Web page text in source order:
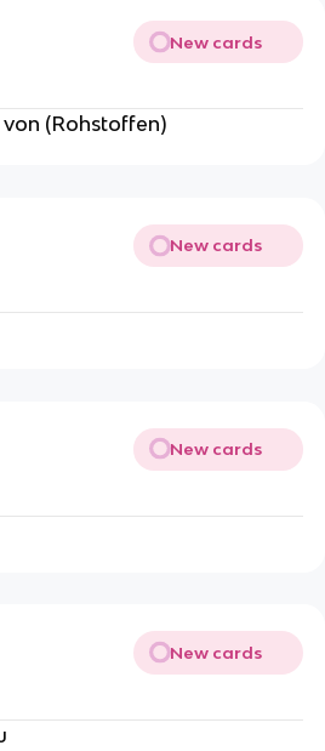
New cards
(Rohstoffen)
New cards
New cards
New cards